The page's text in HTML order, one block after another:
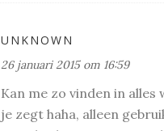
UNKNOWN
26 januari 2015 om 16:59
Kan me zo vinden in alles
je zegt haha, alleen